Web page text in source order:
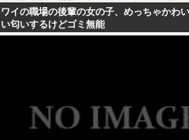
ワイの職場の後輩の女の子、めっちゃかわ
い匂いするけどゴミ無能